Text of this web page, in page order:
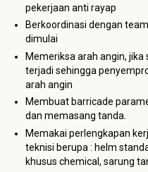
pekerjaan anti rayap
Berkoordinasi dengan
dimulai
Memeriksa arah angin,
terjadi sehingga
arah angin
Membuat barricade
dan memasang tanda.
Memakai perlengkapan
teknisi berupa : helm
khusus chemical, sarung